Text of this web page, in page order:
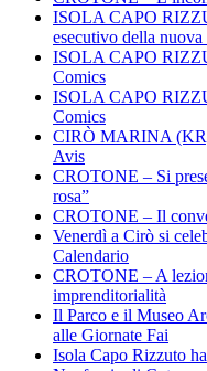
ISOLA CAPO
esecutivo della
ISOLA CAPO
Comics
ISOLA CAPO
Comics
CIRÒ MARINA (KR)
Avis
CROTONE – Si
rosa”
CROTONE – Il
Venerdì a Cirò si
Calendario
CROTONE – A
imprenditorialità
Il Parco e il Museo
alle Giornate Fai
Isola Capo Rizzuto